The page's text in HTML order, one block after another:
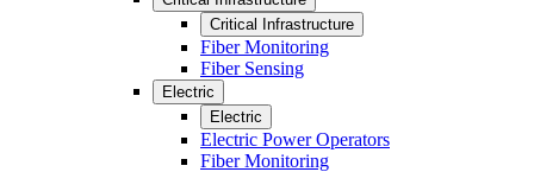
Critical Infrastructure
Fiber Monitoring
Fiber Sensing
Electric
Electric
Electric Power Operators
Fiber Monitoring